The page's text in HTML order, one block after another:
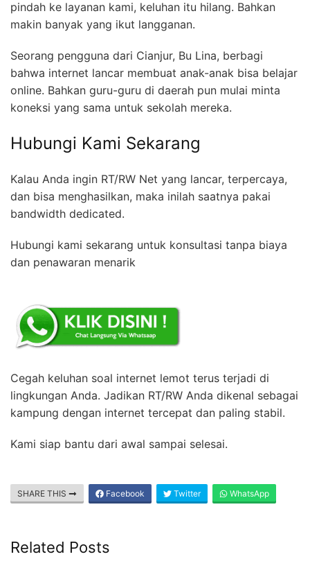
pindah ke layanan kami, keluhan itu hilang. Bahkan
makin banyak yang ikut langganan.
Seorang pengguna dari Cianjur, Bu Lina, berbagi
bahwa internet lancar membuat anak-anak bisa belajar
online. Bahkan guru-guru di daerah pun mulai minta
koneksi yang sama untuk sekolah mereka.
Hubungi Kami Sekarang
Kalau Anda ingin RT/RW Net yang lancar, terpercaya,
dan bisa menghasilkan, maka inilah saatnya pakai
bandwidth dedicated.
Hubungi kami sekarang untuk konsultasi tanpa biaya
dan penawaran menarik
Cegah keluhan soal internet lemot terus terjadi di
lingkungan Anda. Jadikan RT/RW Anda dikenal sebagai
kampung dengan internet tercepat dan paling stabil.
Kami siap bantu dari awal sampai selesai.
SHARE THIS Facebook Twitter WhatsApp
Related Posts